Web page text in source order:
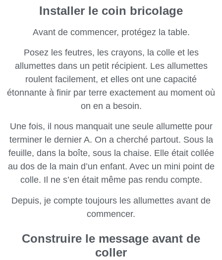
Installer le coin bricolage
Avant de commencer, protégez la table.
Posez les feutres, les crayons, la colle et les
allumettes dans un petit récipient. Les allumettes
roulent facilement, et elles ont une capacité
étonnante à finir par terre exactement au moment où
on en a besoin.
Une fois, il nous manquait une seule allumette pour
terminer le dernier A. On a cherché partout. Sous la
feuille, dans la boîte, sous la chaise. Elle était collée
au dos de la main d’un enfant. Avec un mini point de
colle. Il ne s’en était même pas rendu compte.
Depuis, je compte toujours les allumettes avant de
commencer.
Construire le message avant de
coller